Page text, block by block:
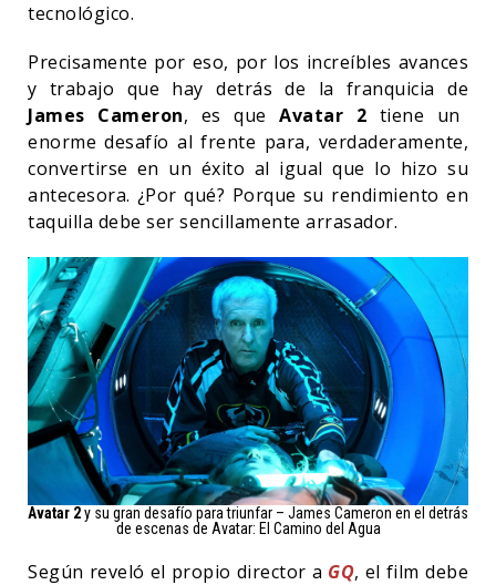
tecnológico.
Precisamente por eso, por los increíbles avances
y trabajo que hay detrás de la franquicia de
James Cameron, es que Avatar 2 tiene un
enorme desafío al frente para, verdaderamente,
convertirse en un éxito al igual que lo hizo su
antecesora. ¿Por qué? Porque su rendimiento en
taquilla debe ser sencillamente arrasador.
Avatar 2y su gran desafío para triunfar – James Cameron en el detrás
de escenas de Avatar: El Camino del Agua
Según reveló el propio director a GQ, el film debe